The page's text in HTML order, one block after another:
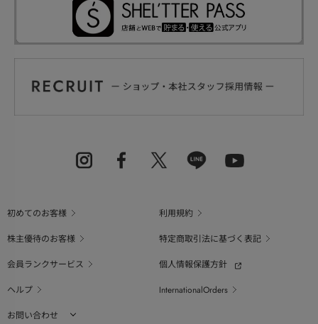
初めてのお客様
利用規約
株主優待のお客様
特定商取引法に基づく表記
会員ランクサービス
個人情報保護方針
ヘルプ
InternationalOrders
お問い合わせ